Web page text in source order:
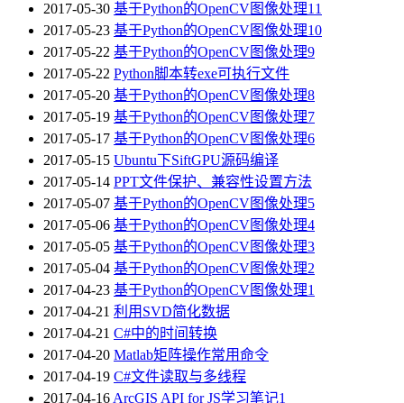
2017-05-30 基于Python的OpenCV图像处理11
2017-05-23 基于Python的OpenCV图像处理10
2017-05-22 基于Python的OpenCV图像处理9
2017-05-22 Python脚本转exe可执行文件
2017-05-20 基于Python的OpenCV图像处理8
2017-05-19 基于Python的OpenCV图像处理7
2017-05-17 基于Python的OpenCV图像处理6
2017-05-15 Ubuntu下SiftGPU源码编译
2017-05-14 PPT文件保护、兼容性设置方法
2017-05-07 基于Python的OpenCV图像处理5
2017-05-06 基于Python的OpenCV图像处理4
2017-05-05 基于Python的OpenCV图像处理3
2017-05-04 基于Python的OpenCV图像处理2
2017-04-23 基于Python的OpenCV图像处理1
2017-04-21 利用SVD简化数据
2017-04-21 C#中的时间转换
2017-04-20 Matlab矩阵操作常用命令
2017-04-19 C#文件读取与多线程
2017-04-16 ArcGIS API for JS学习笔记1